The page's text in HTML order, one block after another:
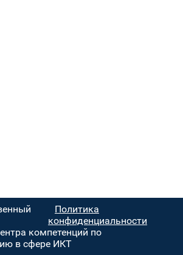
Политика
конфиденциальности
компетенций по
в сфере ИКТ